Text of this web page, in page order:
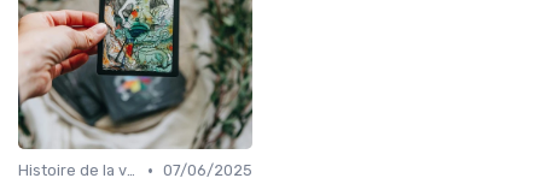
Histoire de la voyance • 07/06/2025